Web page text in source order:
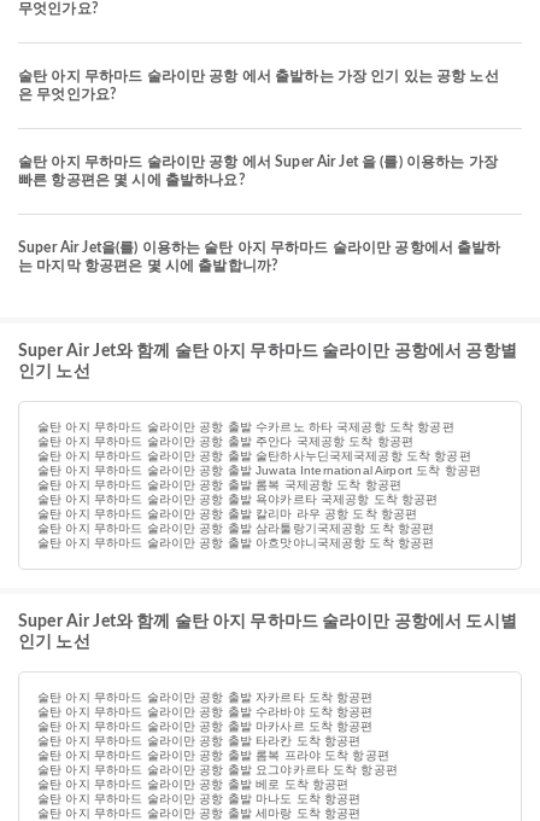
무엇인가요?
술탄 아지 무하마드 술라이만 공항 에서 출발하는 가장 인기 있는 공항 노선
은 무엇인가요?
술탄 아지 무하마드 술라이만 공항 에서 Super Air Jet 을 (를) 이용하는 가장
빠른 항공편은 몇 시에 출발하나요?
Super Air Jet을(를) 이용하는 술탄 아지 무하마드 술라이만 공항에서 출발하
는 마지막 항공편은 몇 시에 출발합니까?
Super Air Jet와 함께 술탄 아지 무하마드 술라이만 공항에서 공항별
인기 노선
술탄 아지 무하마드 술라이만 공항 출발 수카르노 하타 국제공항 도착 항공편
술탄 아지 무하마드 술라이만 공항 출발 주안다 국제공항 도착 항공편
술탄 아지 무하마드 술라이만 공항 출발 술탄하사누딘국제국제공항 도착 항공편
술탄 아지 무하마드 술라이만 공항 출발 Juwata International Airport 도착 항공편
술탄 아지 무하마드 술라이만 공항 출발 롬복 국제공항 도착 항공편
술탄 아지 무하마드 술라이만 공항 출발 욕야카르타 국제공항 도착 항공편
술탄 아지 무하마드 술라이만 공항 출발 칼리마 라우 공항 도착 항공편
술탄 아지 무하마드 술라이만 공항 출발 삼라툴랑기국제공항 도착 항공편
술탄 아지 무하마드 술라이만 공항 출발 아흐맛야니국제공항 도착 항공편
Super Air Jet와 함께 술탄 아지 무하마드 술라이만 공항에서 도시별
인기 노선
술탄 아지 무하마드 술라이만 공항 출발 자카르타 도착 항공편
술탄 아지 무하마드 술라이만 공항 출발 수라바야 도착 항공편
술탄 아지 무하마드 술라이만 공항 출발 마카사르 도착 항공편
술탄 아지 무하마드 술라이만 공항 출발 타라칸 도착 항공편
술탄 아지 무하마드 술라이만 공항 출발 롬복 프라야 도착 항공편
술탄 아지 무하마드 술라이만 공항 출발 요그야카르타 도착 항공편
술탄 아지 무하마드 술라이만 공항 출발 베로 도착 항공편
술탄 아지 무하마드 술라이만 공항 출발 마나도 도착 항공편
술탄 아지 무하마드 술라이만 공항 출발 세마랑 도착 항공편